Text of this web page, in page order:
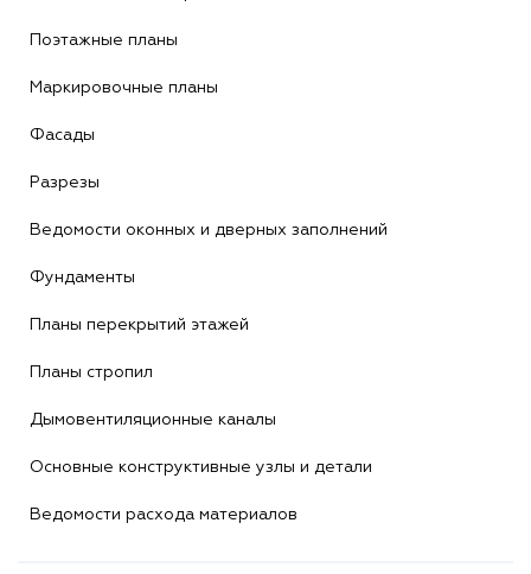
Поэтажные планы
Маркировочные планы
Фасады
Разрезы
Ведомости оконных и дверных заполнений
Фундаменты
Планы перекрытий этажей
Планы стропил
Дымовентиляционные каналы
Основные конструктивные узлы и детали
Ведомости расхода материалов